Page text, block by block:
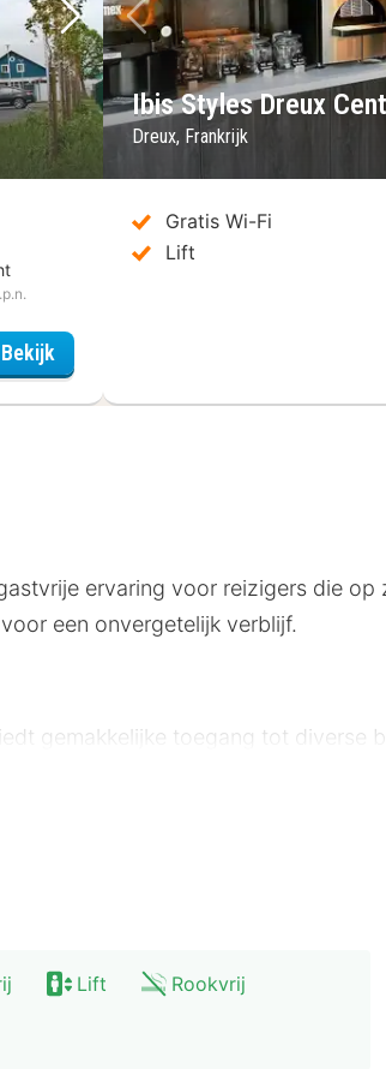
Volgende foto
Bekijk
Vorige foto
Ibis Styles Dreux
Dreux, Frankrijk
Gratis Wi-Fi
Lift
ervaring voor reizigers die op
een onvergetelijk verblijf.
gemakkelijke toegang tot diverse
cultuur en geschiedenis. Openbaar
Lift
Rookvrij